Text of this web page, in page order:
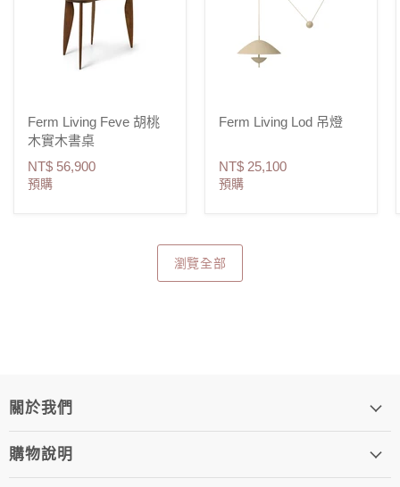
Ferm Living Feve 胡桃
木實木書桌
NT$ 56,900
預購
Ferm Living Lod 吊燈
NT$ 25,100
預購
瀏覽全部
關於我們
購物說明